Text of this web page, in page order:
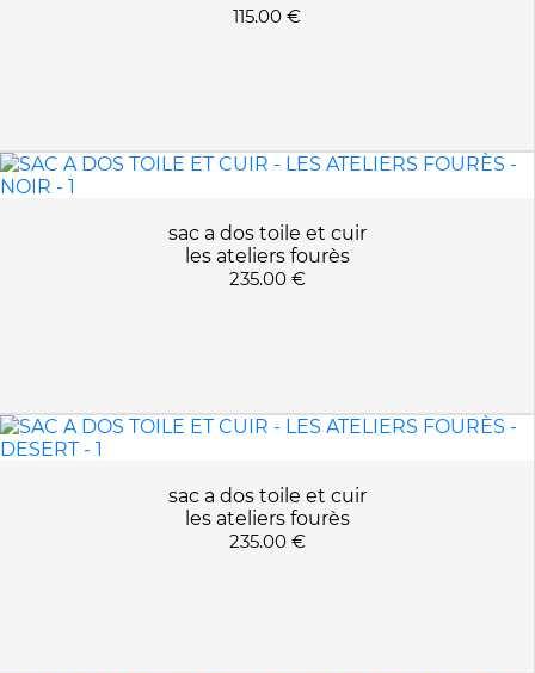
115.00 €
sac a dos toile et cuir
les ateliers fourès
235.00 €
sac a dos toile et cuir
les ateliers fourès
235.00 €